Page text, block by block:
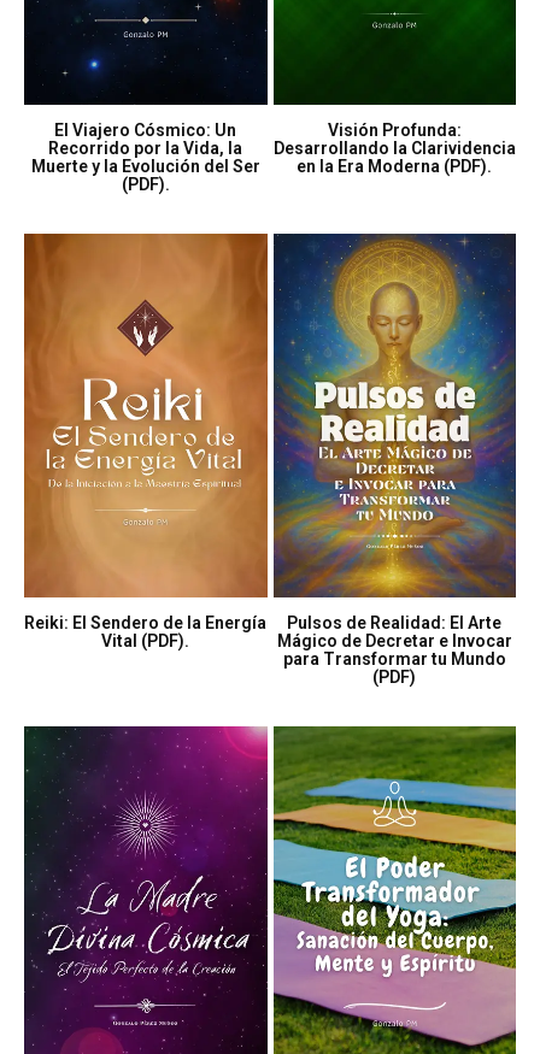
El Viajero Cósmico: Un
Recorrido por la Vida, la
Muerte y la Evolución del Ser
(PDF).
Visión Profunda:
Desarrollando la Clarividencia
en la Era Moderna (PDF).
Reiki: El Sendero de la Energía
Vital (PDF).
Pulsos de Realidad: El Arte
Mágico de Decretar e Invocar
para Transformar tu Mundo
(PDF)